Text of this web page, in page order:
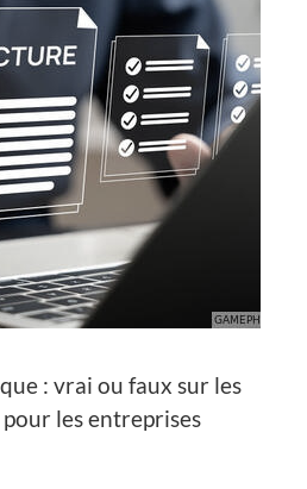
: vrai ou faux sur les
les entreprises